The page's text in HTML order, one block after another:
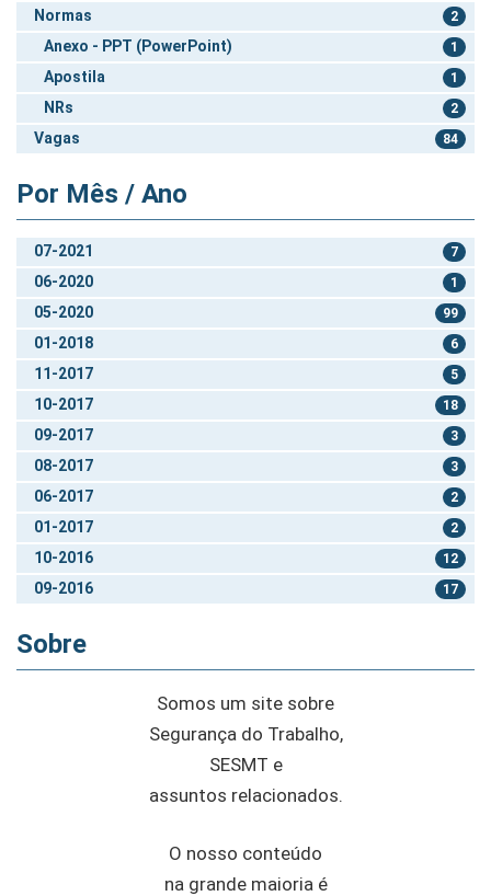
Normas 2
Anexo - PPT (PowerPoint) 1
Apostila 1
NRs 2
Vagas 84
Por Mês / Ano
07-2021 7
06-2020 1
05-2020 99
01-2018 6
11-2017 5
10-2017 18
09-2017 3
08-2017 3
06-2017 2
01-2017 2
10-2016 12
09-2016 17
Sobre
Somos um site sobre
Segurança do Trabalho,
SESMT e
assuntos relacionados.
O nosso conteúdo
na grande maioria é